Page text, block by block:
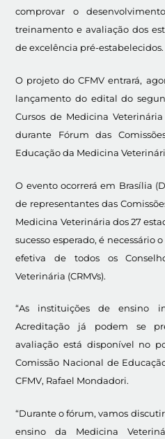
comprovar o
treinamento e avaliação dos
de excelência pré-estabelecidos.
O projeto do CFMV entrará,
lançamento do edital do
Cursos de Medicina
durante Fórum das
Educação da Medicina
O evento ocorrerá em Brasília
de representantes das
Medicina Veterinária dos 27
sucesso esperado, é
efetiva de todos os
Veterinária (CRMVs).
“As instituições de ensino
Acreditação já podem se
avaliação está disponível no
Comissão Nacional de
CFMV, Rafael Mondadori.
“Durante o fórum, vamos
ensino da Medicina